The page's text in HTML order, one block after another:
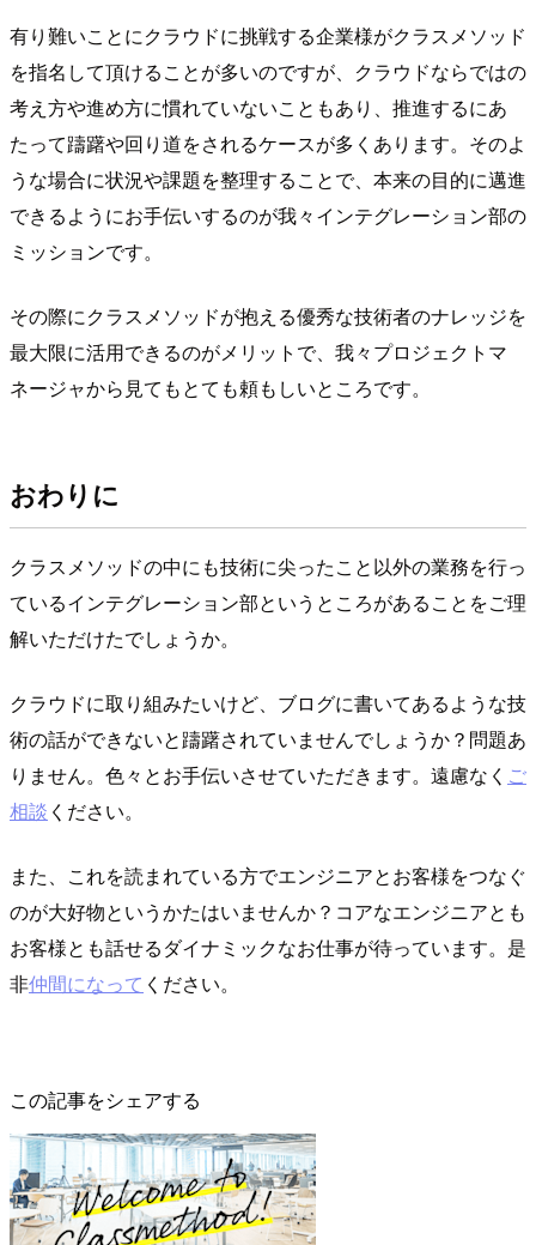
有り難いことにクラウドに挑戦する企業様がクラスメソッド
を指名して頂けることが多いのですが、クラウドならではの
考え方や進め方に慣れていないこともあり、推進するにあ
たって躊躇や回り道をされるケースが多くあります。そのよ
うな場合に状況や課題を整理することで、本来の目的に邁進
できるようにお手伝いするのが我々インテグレーション部の
ミッションです。
その際にクラスメソッドが抱える優秀な技術者のナレッジを
最大限に活用できるのがメリットで、我々プロジェクトマ
ネージャから見てもとても頼もしいところです。
おわりに
クラスメソッドの中にも技術に尖ったこと以外の業務を行っ
ているインテグレーション部というところがあることをご理
解いただけたでしょうか。
クラウドに取り組みたいけど、ブログに書いてあるような技
術の話ができないと躊躇されていませんでしょうか？問題あ
りません。色々とお手伝いさせていただきます。遠慮なく ご
相談 ください。
また、これを読まれている方でエンジニアとお客様をつなぐ
のが大好物というかたはいませんか？コアなエンジニアとも
お客様とも話せるダイナミックなお仕事が待っています。是
非仲間になって ください。
この記事をシェアする